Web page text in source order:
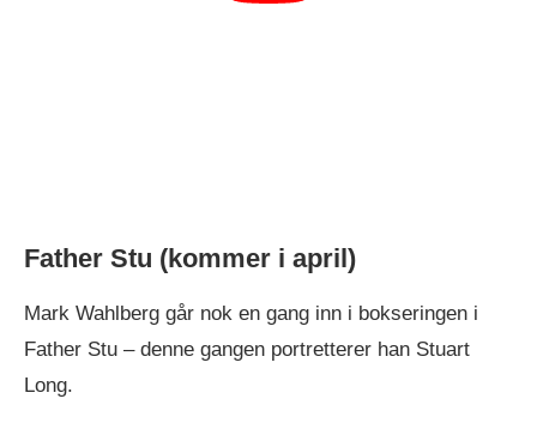
Father Stu (kommer i april)
Mark Wahlberg går nok en gang inn i bokseringen i
Father Stu – denne gangen portretterer han Stuart
Long.